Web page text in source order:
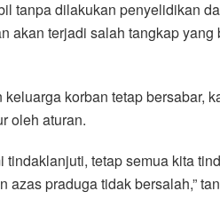
tanpa dilakukan penyelidikan
akan terjadi salah tangkap
korban tetap bersabar,
oleh aturan.
tetap semua kita
praduga tidak bersalah,”